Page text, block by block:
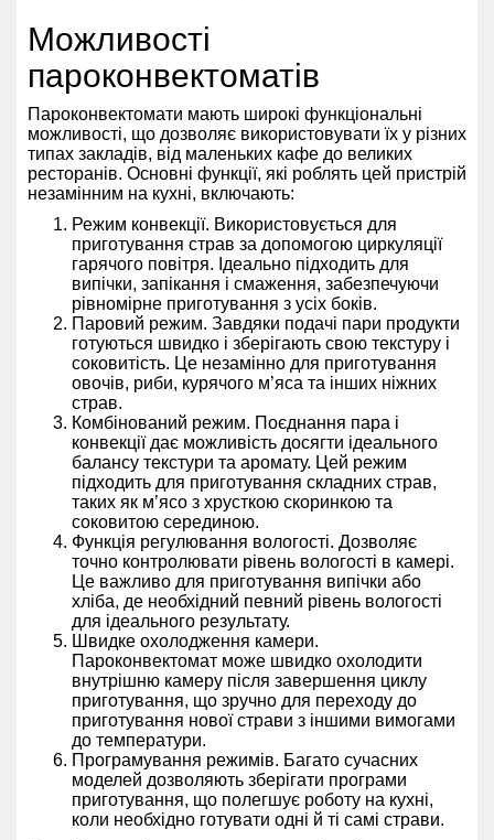
Можливості
пароконвектоматів
Пароконвектомати мають широкі функціональні
можливості, що дозволяє використовувати їх у різних
типах закладів, від маленьких кафе до великих
ресторанів. Основні функції, які роблять цей пристрій
незамінним на кухні, включають:
Режим конвекції. Використовується для
приготування страв за допомогою циркуляції
гарячого повітря. Ідеально підходить для
випічки, запікання і смаження, забезпечуючи
рівномірне приготування з усіх боків.
Паровий режим. Завдяки подачі пари продукти
готуються швидко і зберігають свою текстуру і
соковитість. Це незамінно для приготування
овочів, риби, курячого м’яса та інших ніжних
страв.
Комбінований режим. Поєднання пара і
конвекції дає можливість досягти ідеального
балансу текстури та аромату. Цей режим
підходить для приготування складних страв,
таких як м’ясо з хрусткою скоринкою та
соковитою серединою.
Функція регулювання вологості. Дозволяє
точно контролювати рівень вологості в камері.
Це важливо для приготування випічки або
хліба, де необхідний певний рівень вологості
для ідеального результату.
Швидке охолодження камери.
Пароконвектомат може швидко охолодити
внутрішню камеру після завершення циклу
приготування, що зручно для переходу до
приготування нової страви з іншими вимогами
до температури.
Програмування режимів. Багато сучасних
моделей дозволяють зберігати програми
приготування, що полегшує роботу на кухні,
коли необхідно готувати одні й ті самі страви.